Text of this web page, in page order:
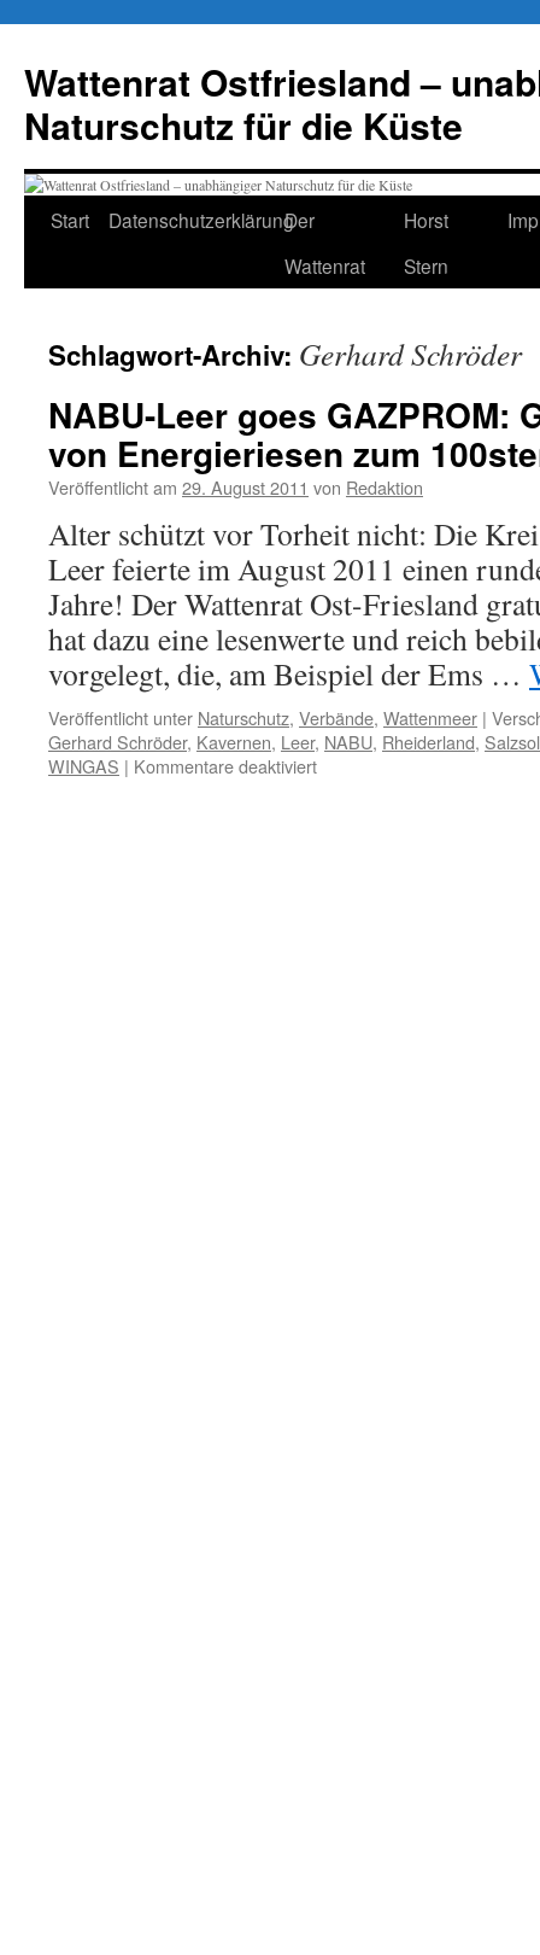
springen
Wattenrat Ostfriesland –
Naturschutz für die Küste
Start DatenschutzerklärungDer
Wattenrat
Horst
Stern
Schlagwort-Archiv: Gerhard Schröder
NABU-Leer goes GAZPROM:
von Energieriesen zum
Veröffentlicht am 29. August 2011 von Redaktion
Alter schützt vor Torheit nicht: Die
Leer feierte im August 2011 einen
Jahre! Der Wattenrat Ost-Friesland
hat dazu eine lesenwerte und reich
vorgelegt, die, am Beispiel der Ems …
Veröffentlicht unter Naturschutz, Verbände, Wattenmeer |
Gerhard Schröder, Kavernen, Leer, NABU, Rheiderland,
WINGAS | Kommentare deaktiviertfür